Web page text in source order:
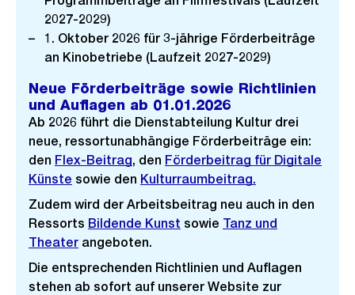
2027-2029)
1. Oktober 2026 für 3-jährige Förderbeiträge
an Kinobetriebe (Laufzeit 2027-2029)
Neue Förderbeiträge sowie Richtlinien
und Auflagen ab 01.01.2026
Ab 2026 führt die Dienstabteilung Kultur drei
neue, ressortunabhängige Förderbeiträge ein:
den Flex-Beitrag, den Förderbeitrag für Digitale
Künste sowie den Kulturraumbeitrag.
Zudem wird der Arbeitsbeitrag neu auch in den
Ressorts Bildende Kunst sowie Tanz und
Theater angeboten.
Die entsprechenden Richtlinien und Auflagen
stehen ab sofort auf unserer Website zur